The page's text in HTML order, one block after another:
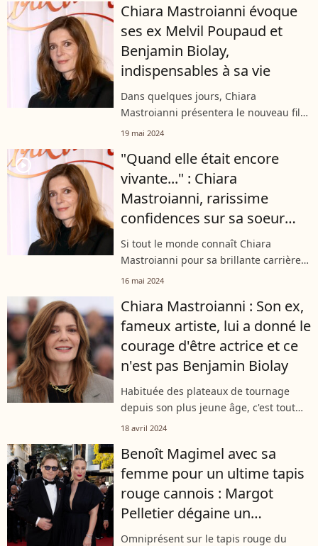
elle brille à l'écran,...
Chiara Mastroianni évoque
ses ex Melvil Poupaud et
Benjamin Biolay,
indispensables à sa vie
Dans quelques jours, Chiara
Mastroianni présentera le nouveau film
"Marcello Mio" rendant hommage à
elle apparaît aux côtés de sa maman
Catherine...
19 mai 2024
player2
"Quand elle était encore
vivante..." : Chiara
Mastroianni, rarissime
confidences sur sa soeur
regrettée Barbara qui lui
manque tant
Si tout le monde connaît Chiara
Mastroianni pour sa brillante carrière,
il est également plutôt difficile de
mère, Catherine Deneuve, son père,...
16 mai 2024
Chiara Mastroianni : Son ex,
fameux artiste, lui a donné le
courage d'être actrice et ce
n'est pas Benjamin Biolay
Habituée des plateaux de tournage
depuis son plus jeune âge, c'est tout
naturellement que Chiara Mastroianni
qu'elle doit également à son ancien...
18 avril 2024
Benoît Magimel avec sa
femme pour un ultime tapis
rouge cannois : Margot
Pelletier dégaine un
décolleté très plongeant
Omniprésent sur le tapis rouge du